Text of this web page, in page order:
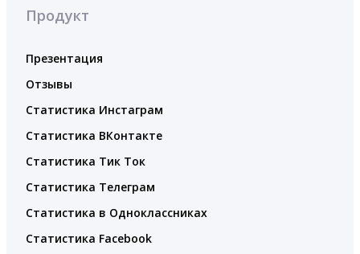
Продукт
Презентация
Отзывы
Статистика Инстаграм
Статистика ВКонтакте
Статистика Тик Ток
Статистика Телеграм
Статистика в Одноклассниках
Статистика Facebook